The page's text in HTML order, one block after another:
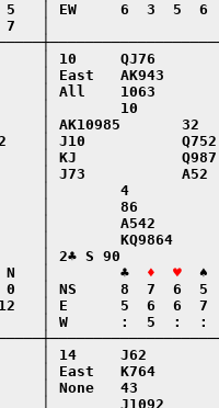
│ EW     6  3  5
│
│ 10     QJ76
│ East   AK943
│ All    1063
│        10
│ AK10985       32
│ J10
│ KJ
│ J73
│        4
│        86
│        A542
│        KQ9864
│ 2♣ S 90
N   │        ♣
♦  ♥
♠
│ NS     8  7  6
│ E      5  6  6
│ W      :  5  :
│ 14     J62
│ East   K764
│ None   43
│        J1092